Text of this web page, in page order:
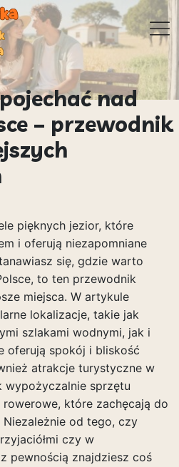
nad
– przewodnik
pięknych jezior, które
i oferują niezapomniane
się, gdzie warto
to ten przewodnik
miejsca. W artykule
lokalizacje, takie jak
szlakami wodnymi, jak i
oferują spokój i bliskość
atrakcje turystyczne w
wypożyczalnie sprzętu
które zachęcają do
od tego, czy
czy w
pewnością znajdziesz coś